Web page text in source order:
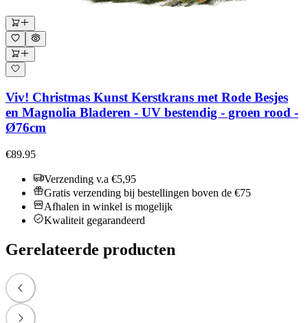
Viv! Christmas Kunst Kerstkrans met Rode Besjes
en Magnolia Bladeren - UV bestendig - groen rood -
Ø76cm
€89.95
Verzending v.a €5,95
Gratis verzending bij bestellingen boven de €75
Afhalen in winkel is mogelijk
Kwaliteit gegarandeerd
Gerelateerde producten